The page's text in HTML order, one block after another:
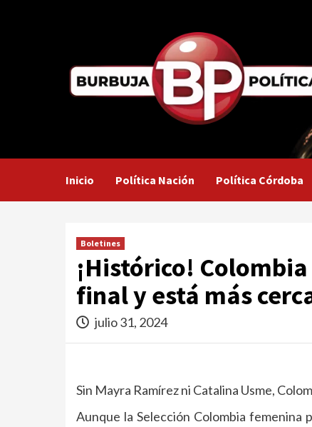
Inicio Política Nación Política Córdoba
Boletines
¡Histórico!
final y está más
julio 31, 2024
Sin Mayra Ramírez ni Catalina Usme,
Aunque la Selección Colombia